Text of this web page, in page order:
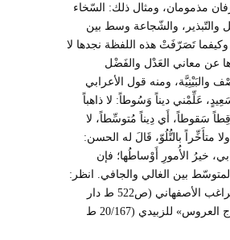
مذمومان، ومثال ذلك: السّخاء
والتّبذير، والشّجاعة وسط بين
وكيفما تَصَرّفَتْ هذه اللفظة نجدها لا
عن معاني العَدْل والفَضْل
والبَيْنِيَّة، ومنه قول الأعرابي
عَلِّمْني ديناً وَسُوطاً: لا ذاهباً
سَقوطاً، أَي دِيناً مُتوسِّطاً، لا
متأَخِّراً بالتُّلُوّ، قَالَ له الحسن:
خيرُ الأُمورِ أَوْساطُها؛ فإن
بين الغالي والجافي. انظر:
«المفردات» للراغب الأصفهاني (ص522 ط دار
المعرفة)، و«تاج العروس» للزبيدي (20/167 ط